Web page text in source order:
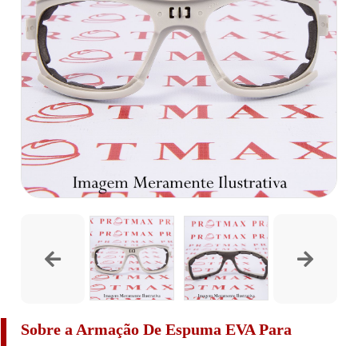
Sobre a Armação De Espuma EVA Para